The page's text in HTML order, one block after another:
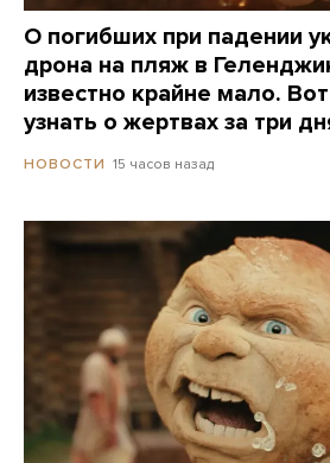
О погибших при падении
дрона на пляж в
известно крайне мало.
узнать о жертвах за три
НОВОСТИ 15 часов назад